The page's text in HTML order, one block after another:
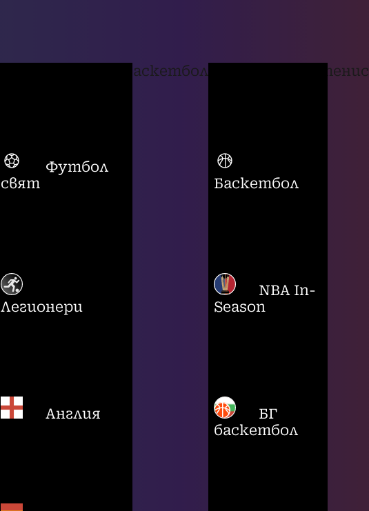
Футбол
свят
Легионери
Англия
баскетбол
Баскетбол
NBA In-
Season
БГ
баскетбол
тенис